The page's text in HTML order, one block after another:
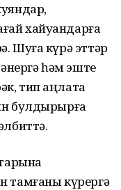
хайуандарға
Шуға күрә эттәр
һәм эште
тип аңлата
булдырырға
тамғаны күрергә